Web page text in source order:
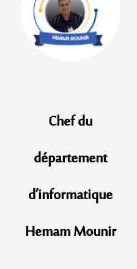
Hichem
Haouassi